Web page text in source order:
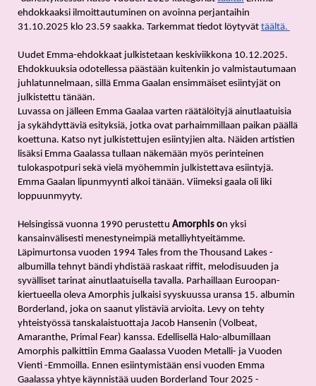
ehdokkaaksi ilmoittautuminen on avoinna perjantaihin
31.10.2025 klo 23.59 saakka. Tarkemmat tiedot löytyvät täältä.
Uudet Emma-ehdokkaat julkistetaan keskiviikkona 10.12.2025.
Ehdokkuuksia odotellessa päästään kuitenkin jo valmistautumaan
juhlatunnelmaan, sillä Emma Gaalan ensimmäiset esiintyjät on
julkistettu tänään.
Luvassa on jälleen Emma Gaalaa varten räätälöityjä ainutlaatuisia
ja sykähdyttäviä esityksiä, jotka ovat parhaimmillaan paikan päällä
koettuna. Katso nyt julkistettujen esiintyjien alta. Näiden artistien
lisäksi Emma Gaalassa tullaan näkemään myös perinteinen
tulokaspotpuri sekä vielä myöhemmin julkistettava esiintyjä.
Emma Gaalan lipunmyynti alkoi tänään. Viimeksi gaala oli liki
loppuunmyyty.
Helsingissä vuonna 1990 perustettu Amorphis on yksi
kansainvälisesti menestyneimpiä metalliyhtyeitämme.
Läpimurtonsa vuoden 1994 Tales from the Thousand Lakes -
albumilla tehnyt bändi yhdistää raskaat riffit, melodisuuden ja
syvälliset tarinat ainutlaatuisella tavalla. Parhaillaan Euroopan-
kiertueella oleva Amorphis julkaisi syyskuussa uransa 15. albumin
Borderland, joka on saanut ylistäviä arvioita. Levy on tehty
yhteistyössä tanskalaistuottaja Jacob Hansenin (Volbeat,
Amaranthe, Primal Fear) kanssa. Edellisellä Halo-albumillaan
Amorphis palkittiin Emma Gaalassa Vuoden Metalli- ja Vuoden
Vienti -Emmoilla. Ennen esiintymistään ensi vuoden Emma
Gaalassa yhtye käynnistää uuden Borderland Tour 2025 -